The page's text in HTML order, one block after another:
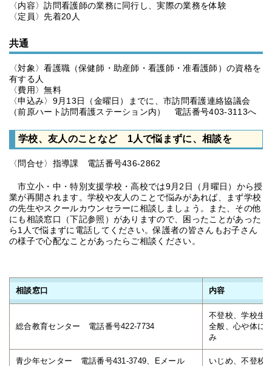
〈内容〉訪問看護師の業務に同行し、実際の業務を体験
〈定員〉先着20人
共通
〈対象〉看護職（保健師・助産師・看護師・准看護師）の資格を
有する人
〈費用〉無料
〈申込み〉9月13日（金曜日）までに、市訪問看護連絡協議会
（前原ハート訪問看護ステーション内） 電話番号403-3113へ
学校、友人のことなど 1人で悩まずに、相談を
〈問合せ〉指導課 電話番号436-2862
市立小・中・特別支援学校・高校では9月2日（月曜日）から授
業が再開されます。学校や友人のことで悩みがあれば、まず学校
の先生やスクールカウンセラーに相談しましょう。また、その他
にも相談窓口（下記参照）がありますので、困ったことがあった
ら1人で悩まずに電話してください。保護者の皆さんもお子さん
の様子で心配なことがあったらご相談ください。
相談窓口 内容
総合教育センター 電話番号422-7734
不登校、学校生
全般、心や体に
み
青少年センター 電話番号431-3749、Eメール いじめ、不登校